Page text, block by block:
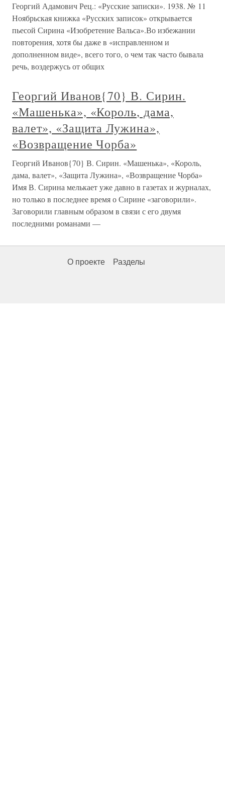
Георгий Адамович Рец.: «Русские записки». 1938. № 11
Ноябрьская книжка «Русских записок» открывается
пьесой Сирина «Изобретение Вальса».Во избежании
повторения, хотя бы даже в «исправленном и
дополненном виде», всего того, о чем так часто бывала
речь, воздержусь от общих
Георгий Иванов{70} В. Сирин.
«Машенька», «Король, дама,
валет», «Защита Лужина»,
«Возвращение Чорба»
Георгий Иванов{70} В. Сирин. «Машенька», «Король,
дама, валет», «Защита Лужина», «Возвращение Чорба»
Имя В. Сирина мелькает уже давно в газетах и журналах,
но только в последнее время о Сирине «заговорили».
Заговорили главным образом в связи с его двумя
последними романами —
О проекте Разделы